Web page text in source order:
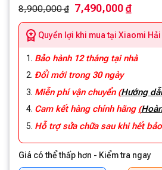
8,900,000 ₫ 7,490,000 ₫
Quyền lợi khi mua tại Xiaomi
Bảo hành 12 tháng tại nhà
Đổi mới trong 30 ngày
Miễn phí vận chuyển (Hướng
Cam kết hàng chính hãng (
Hỗ trợ sửa chữa sau khi hết
Giá có thể thấp hơn - Kiểm tra ngay